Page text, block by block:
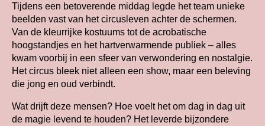
Tijdens een betoverende middag legde het team unieke
beelden vast van het circusleven achter de schermen.
Van de kleurrijke kostuums tot de acrobatische
hoogstandjes en het hartverwarmende publiek – alles
kwam voorbij in een sfeer van verwondering en nostalgie.
Het circus bleek niet alleen een show, maar een beleving
die jong en oud verbindt.
Wat drijft deze mensen? Hoe voelt het om dag in dag uit
de magie levend te houden? Het leverde bijzondere